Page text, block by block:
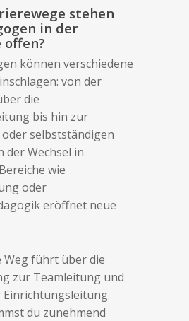
stehen
in der
offen?
können verschiedene
von der
die
bis hin zur
selbstständigen
der Wechsel in
wie
oder
eröffnet neue
Weg führt über die
zur Teamleitung und
du zunehmend